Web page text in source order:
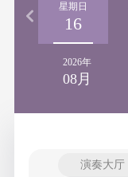
星期日
16
2026年
08月
演奏大厅